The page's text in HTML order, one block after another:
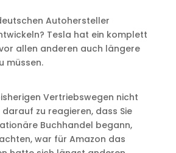
Autohersteller
Tesla hat ein komplett
allen anderen auch längere
müssen.
Vertriebswegen nicht
zu reagieren, dass Sie
Buchhandel begann,
war für Amazon das